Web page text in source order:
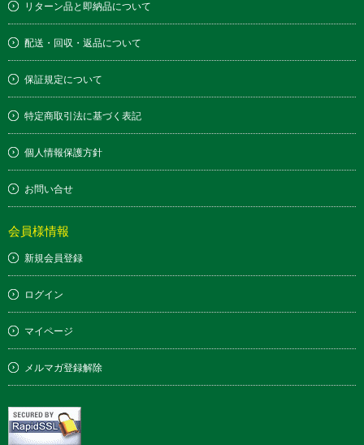
リターン品と即納品について
配送・回収・返品について
保証規定について
特定商取引法に基づく表記
個人情報保護方針
お問い合せ
会員様情報
新規会員登録
ログイン
マイページ
メルマガ登録解除